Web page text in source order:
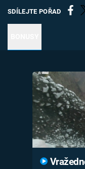
Témata
Časopis
Sledujte prima+
Přihlášení
SDÍLEJTE POŘAD